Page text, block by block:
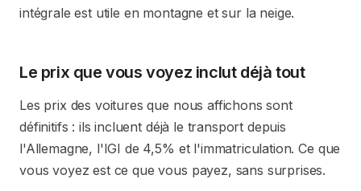
intégrale est utile en montagne et sur la neige.
Le prix que vous voyez inclut déjà tout
Les prix des voitures que nous affichons sont
définitifs : ils incluent déjà le transport depuis
l'Allemagne, l'IGI de 4,5% et l'immatriculation. Ce que
vous voyez est ce que vous payez, sans surprises.